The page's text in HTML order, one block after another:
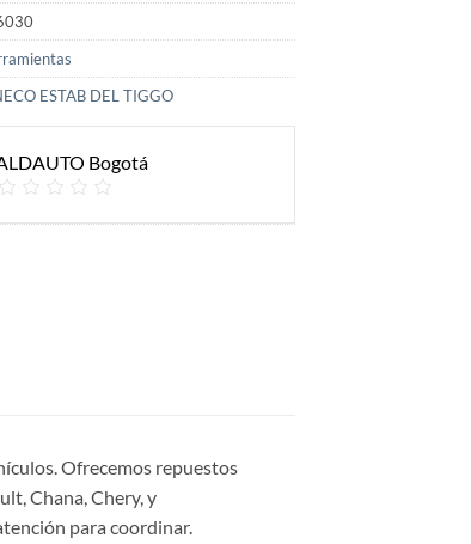
ESTAB DEL TIGGO
Bogotá
Ofrecemos repuestos
Chana, Chery, y
para coordinar.